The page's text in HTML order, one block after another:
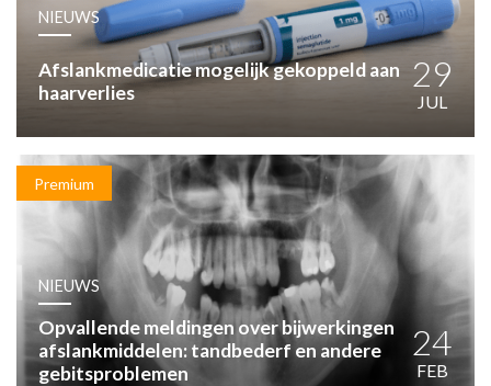
PRAKTIJKZAKEN
TARIEVEN
VPHUISARTSEN
INLOGGEN
REGISTRATIE
NIEUWS
Afslankmedicatie mogelijk gekoppeld aan
haarverlies
29
JUL
Premium
NIEUWS
Opvallende meldingen over bijwerkingen
afslankmiddelen: tandbederf en andere
gebitsproblemen
24
FEB